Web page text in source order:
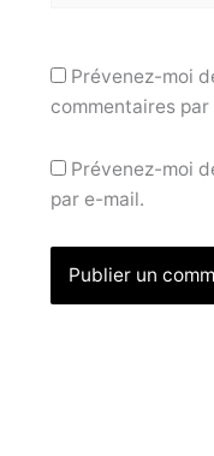
Prévenez-moi
commentaires par
Prévenez-moi
par e-mail.